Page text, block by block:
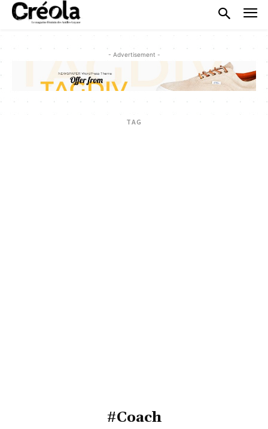
- Advertisement -
TAG
#Coach